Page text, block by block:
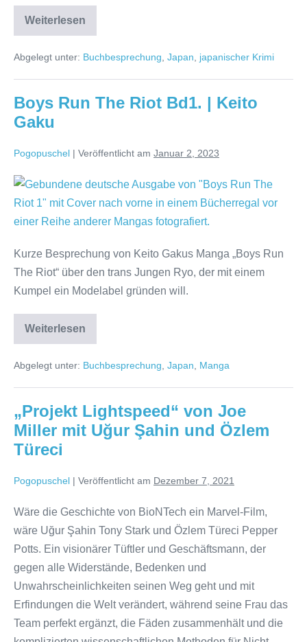
Weiterlesen
Hideo
Yokoyama
Abgelegt unter: Buchbesprechung, Japan, japanischer Krimi
Boys Run The Riot Bd1. | Keito
Gaku
Pogopuschel | Veröffentlicht am Januar 2, 2023
Boys
Run
The
Bd1.
Keito
Gaku
Kurze Besprechung von Keito Gakus Manga „Boys Run
The Riot“ über den trans Jungen Ryo, der mit einem
Kumpel ein Modelabel gründen will.
Weiterlesen
Riot
Bd1.
Gaku
Abgelegt unter: Buchbesprechung, Japan, Manga
„Projekt Lightspeed“ von Joe
Miller mit Uğur Şahin und Özlem
Türeci
Pogopuschel | Veröffentlicht am Dezember 7, 2021
Wäre die Geschichte von BioNTech ein Marvel-Film,
wäre Uğur Şahin Tony Stark und Özlem Türeci Pepper
Potts. Ein visionärer Tüftler und Geschäftsmann, der
gegen alle Widerstände, Bedenken und
Unwahrscheinlichkeiten seinen Weg geht und mit
Erfindungen die Welt verändert, während seine Frau das
Team perfekt ergänzt, die Fäden zusammenhält und die